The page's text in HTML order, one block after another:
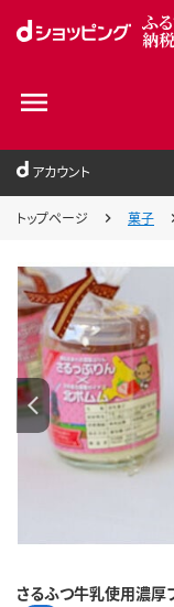
アカウント
トップページ 菓子
さるふつ牛乳使用濃厚